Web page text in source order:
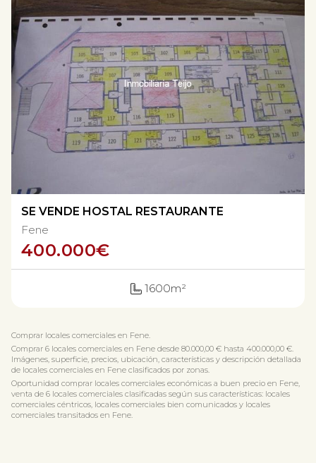
SE VENDE HOSTAL RESTAURANTE
400.000€
1600m²
Fene
Comprar locales comerciales en Fene.
Comprar 6 locales comerciales en Fene desde 80.000,00 € hasta 400.000,00 €.
Imágenes, superficie, precios, ubicación, características y descripción detallada
de locales comerciales en Fene clasificados por zonas.
Oportunidad comprar locales comerciales económicas a buen precio en Fene,
venta de 6 locales comerciales clasificadas según sus características: locales
comerciales céntricos, locales comerciales bien comunicados y locales
comerciales transitados en Fene.